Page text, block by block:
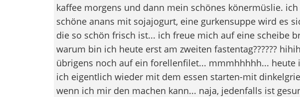
kaffee morgens und dann mein schönes könermüslie.
schöne anans mit sojajogurt, eine gurkensuppe wird es
die so schön frisch ist... ich freue mich auf eine scheibe
warum bin ich heute erst am zweiten fastentag??????
übrigens noch auf ein forellenfilet... mmmhhhhh... heute
ich eigentlich wieder mit dem essen starten-mit
wenn ich mir den machen kann... naja, jedenfalls ist